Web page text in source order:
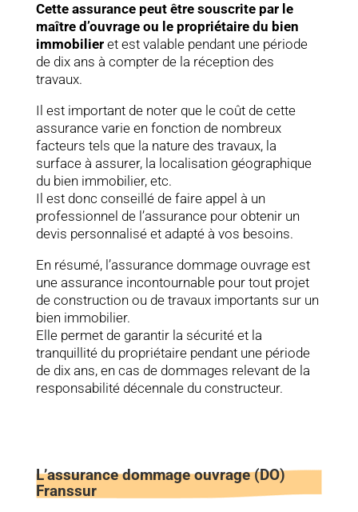
Cette assurance peut être souscrite par le
maître d’ouvrage ou le propriétaire du bien
immobilieret est valable pendant une période
de dix ans à compter de la réception des
travaux.
Il est important de noter que le coût de cette
assurance varie en fonction de nombreux
facteurs tels que la nature des travaux, la
surface à assurer, la localisation géographique
du bien immobilier, etc.
Il est donc conseillé de faire appel à un
professionnel de l’assurance pour obtenir un
devis personnalisé et adapté à vos besoins.
En résumé, l’assurance dommage ouvrage est
une assurance incontournable pour tout projet
de construction ou de travaux importants sur un
bien immobilier.
Elle permet de garantir la sécurité et la
tranquillité du propriétaire pendant une période
de dix ans, en cas de dommages relevant de la
responsabilité décennale du constructeur.
L’assurance dommage ouvrage (DO)
Franssur